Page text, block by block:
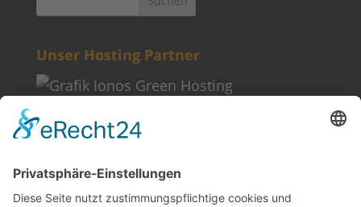
Unser Hosting Partner
Weitere Informationen
Kontakt
Newsletter